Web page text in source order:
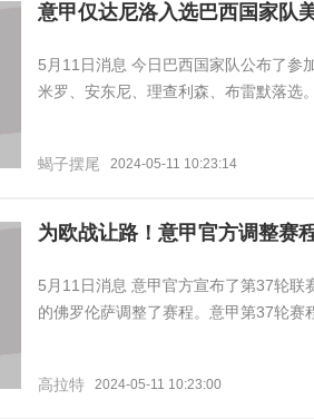
意甲仅达尼洛入选巴西国家队
5月11日消息 今日巴西国家队公布了参
米罗、安东尼、理查利森、布雷默落选
蝎子摆尾 2024-05-11 10:23:14
为欧战让路！意甲官方调整赛
5月11日消息 意甲官方宣布了第37轮
的佛罗伦萨调整了赛程。意甲第37轮赛
高拉特 2024-05-11 10:23:00